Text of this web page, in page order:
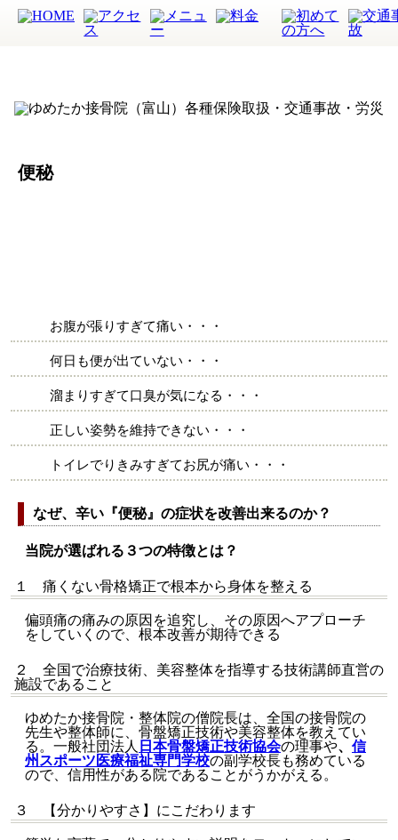
便秘
お腹が張りすぎて痛い・・・
何日も便が出ていない・・・
溜まりすぎて口臭が気になる・・・
正しい姿勢を維持できない・・・
トイレでりきみすぎてお尻が痛い・・・
なぜ、辛い『便秘』の症状を改善出来るのか？
当院が選ばれる３つの特徴とは？
１ 痛くない骨格矯正で根本から身体を整える
偏頭痛の痛みの原因を追究し、その原因へアプローチ
をしていくので、根本改善が期待できる
２ 全国で治療技術、美容整体を指導する技術講師直営の
施設であること
ゆめたか接骨院・整体院の僧院長は、全国の接骨院の
先生や整体師に、骨盤矯正技術や美容整体を教えてい
る。一般社団法人 日本骨盤矯正技術協会の理事や、 信
州スポーツ医療福祉専門学校の副学校長も務めている
ので、信用性がある院であることがうかがえる。
３ 【分かりやすさ】にこだわります